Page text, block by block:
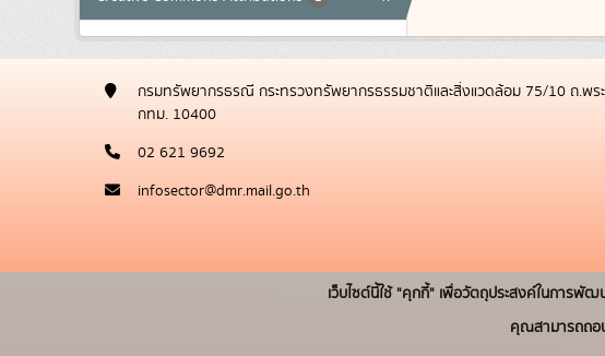
กรมทรัพยากรธรณี กระทรวงทรัพยากรธรรมชาติและสิ่งแวดล้อม 75/10 ถ.พร
กทม. 10400
02 621 9692
infosector@dmr.mail.go.th
เว็บไซต์นี้ใช้ "คุกกี้" เพื่อวัตถุประสงค์ในการพั
คุณสามารถถอ